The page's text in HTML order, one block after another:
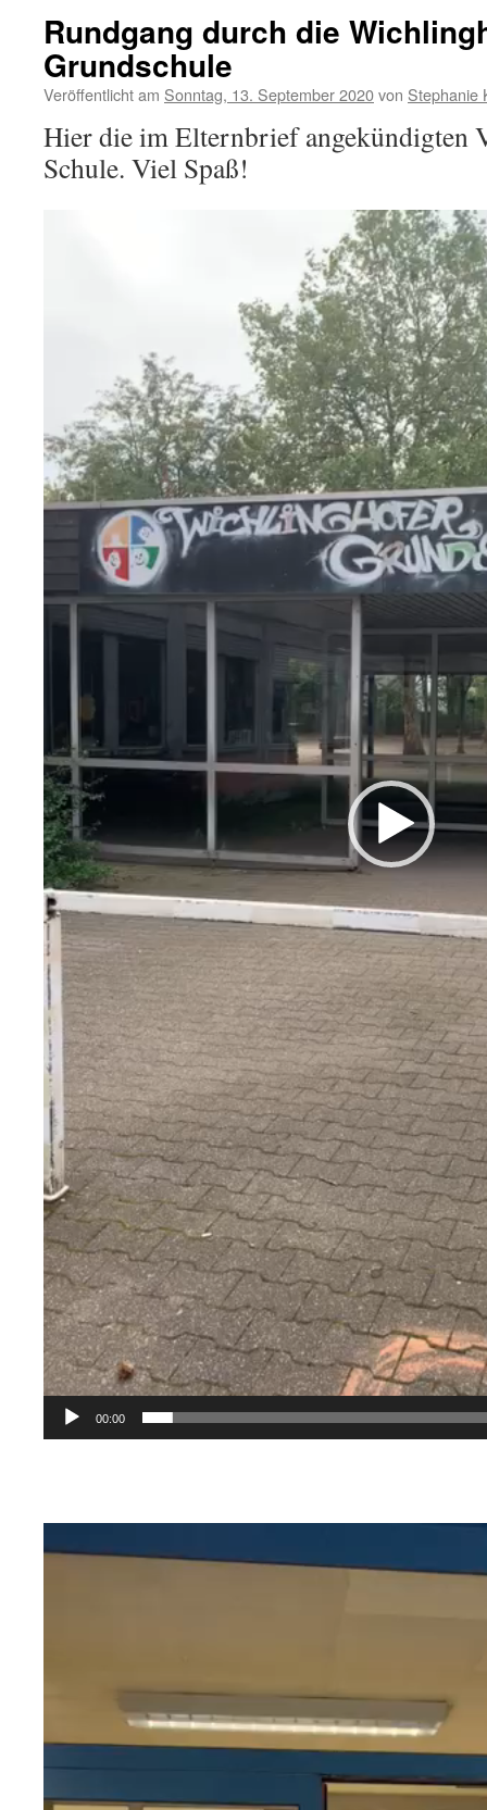
Rundgang durch die
Grundschule
Veröffentlicht am Sonntag, 13. September 2020von Stephanie
Hier die im Elternbrief angekündigten
Schule. Viel Spaß!
00:00
Player